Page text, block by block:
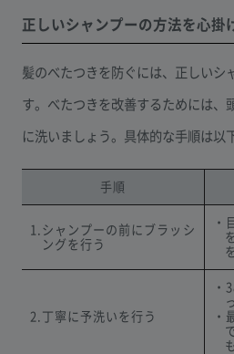
正しいシャンプーの方法を心掛
髪のべたつきを防ぐには、正しいシ
す。べたつきを改善するためには、
に洗いましょう。具体的な手順は以
手順
1.シャンプーの前にブラッシ
ングを行う
・
2.丁寧に予洗いを行う
・
・